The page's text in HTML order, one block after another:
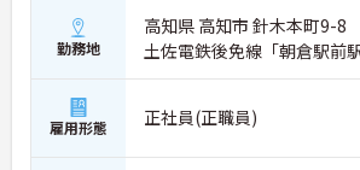
勤務地
高知県 高知市 針木本町9-8
土佐電鉄後免線「朝倉駅前
雇用形態 正社員(正職員)